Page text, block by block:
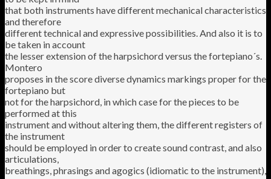
that both instruments have different mechanical characteristics
and therefore
different technical and expressive possibilities. And also it is to
be taken in account
the lesser extension of the harpsichord versus the fortepiano´s.
Montero
proposes in the score diverse dynamics markings proper for the
fortepiano but
not for the harpsichord, in which case for the pieces to be
performed at this
instrument and without altering them, the different registers of
the instrument
should be employed in order to create sound contrast, and also
articulations,
breathings, phrasings and agogics (idiomatic to the instrument),